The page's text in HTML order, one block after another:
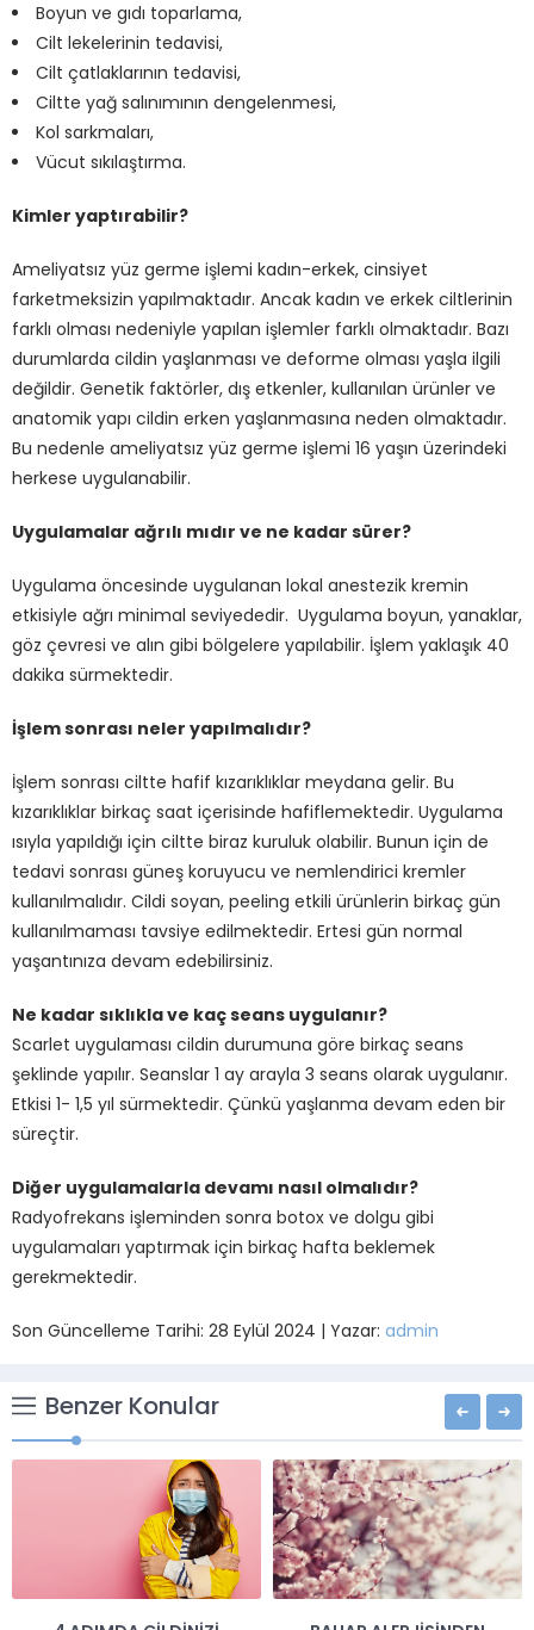
Boyun ve gıdı toparlama,
Cilt lekelerinin tedavisi,
Cilt çatlaklarının tedavisi,
Ciltte yağ salınımının dengelenmesi,
Kol sarkmaları,
Vücut sıkılaştırma.
Kimler yaptırabilir?
Ameliyatsız yüz germe işlemi kadın-erkek, cinsiyet
farketmeksizin yapılmaktadır. Ancak kadın ve erkek ciltlerinin
farklı olması nedeniyle yapılan işlemler farklı olmaktadır. Bazı
durumlarda cildin yaşlanması ve deforme olması yaşla ilgili
değildir. Genetik faktörler, dış etkenler, kullanılan ürünler ve
anatomik yapı cildin erken yaşlanmasına neden olmaktadır.
Bu nedenle ameliyatsız yüz germe işlemi 16 yaşın üzerindeki
herkese uygulanabilir.
Uygulamalar ağrılı mıdır ve ne kadar sürer?
Uygulama öncesinde uygulanan lokal anestezik kremin
etkisiyle ağrı minimal seviyededir. Uygulama boyun, yanaklar,
göz çevresi ve alın gibi bölgelere yapılabilir. İşlem yaklaşık 40
dakika sürmektedir.
İşlem sonrası neler yapılmalıdır?
İşlem sonrası ciltte hafif kızarıklıklar meydana gelir. Bu
kızarıklıklar birkaç saat içerisinde hafiflemektedir. Uygulama
ısıyla yapıldığı için ciltte biraz kuruluk olabilir. Bunun için de
tedavi sonrası güneş koruyucu ve nemlendirici kremler
kullanılmalıdır. Cildi soyan, peeling etkili ürünlerin birkaç gün
kullanılmaması tavsiye edilmektedir. Ertesi gün normal
yaşantınıza devam edebilirsiniz.
Ne kadar sıklıkla ve kaç seans uygulanır?
Scarlet uygulaması cildin durumuna göre birkaç seans
şeklinde yapılır. Seanslar 1 ay arayla 3 seans olarak uygulanır.
Etkisi 1- 1,5 yıl sürmektedir. Çünkü yaşlanma devam eden bir
süreçtir.
Diğer uygulamalarla devamı nasıl olmalıdır?
Radyofrekans işleminden sonra botox ve dolgu gibi
uygulamaları yaptırmak için birkaç hafta beklemek
gerekmektedir.
Son Güncelleme Tarihi: 28 Eylül 2024 | Yazar: admin
Benzer Konular